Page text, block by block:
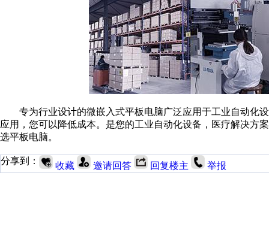
专为行业设计的微嵌入式平板电脑广泛应用于工业自动化
应用，您可以降低成本。是您的工业自动化设备，医疗解决方
选平板电脑。
分享到： 收藏 邀请回答 回复楼主 举报